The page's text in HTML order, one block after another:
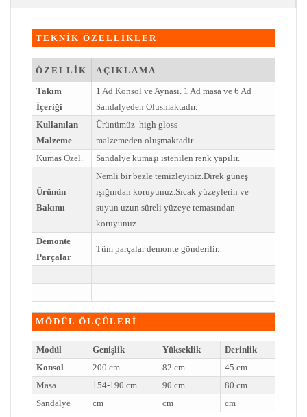
TEKNİK ÖZELLİKLER
ÖZELLİK
AÇIKLAMA
Takım
İçeriği
1 Ad Konsol ve Aynası. 1 Ad masa ve 6 Ad
Sandalyeden Olusmaktadır.
Kullanılan
Malzeme
Ürünümüz high gloss
malzemeden oluşmaktadir.
Kumas Özel.
Sandalye kumaşı istenilen renk yapılır.
Ürünün
Bakımı
Nemli bir bezle temizleyiniz.Direk güneş
ışığından koruyunuz.Sıcak yüzeylerin ve
suyun uzun süreli yüzeye temasından
koruyunuz.
Demonte
Parçalar
Tüm parçalar demonte gönderilir.
MÖDÜL ÖLÇÜLERİ
Modül Genişlik Yükseklik
Derinlik
Konsol
200 cm 82 cm
45 cm
Masa
154-190 cm 90 cm
80 cm
Sandalye
cm cm cm